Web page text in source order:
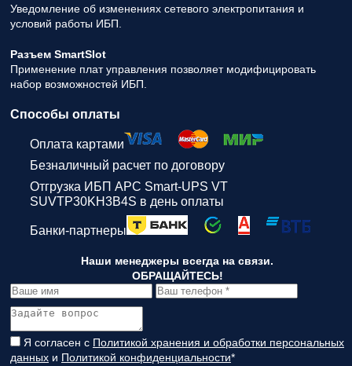
Уведомление об изменениях сетевого электропитания и
условий работы ИБП.
Разъем SmartSlot
Применение плат управления позволяет модифицировать
набор возможностей ИБП.
Способы оплаты
Оплата картами
Безналичный расчет по договору
Отгрузка ИБП APC Smart-UPS VT
SUVTP30KH3B4S в день оплаты
Банки-партнеры
Наши менеджеры всегда на связи.
ОБРАЩАЙТЕСЬ!
Я согласен с Политикой хранения и обработки персональных
данных и Политикой конфиденциальности*